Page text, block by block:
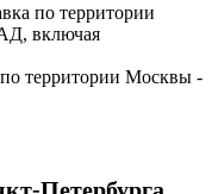
по территории
включая
по территории Москвы -